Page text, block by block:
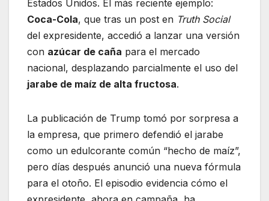
Estados Unidos. El más reciente ejemplo:
Coca-Cola, que tras un post en Truth Social
del expresidente, accedió a lanzar una versión
con azúcar de caña para el mercado
nacional, desplazando parcialmente el uso del
jarabe de maíz de alta fructosa.
La publicación de Trump tomó por sorpresa a
la empresa, que primero defendió el jarabe
como un edulcorante común “hecho de maíz”,
pero días después anunció una nueva fórmula
para el otoño. El episodio evidencia cómo el